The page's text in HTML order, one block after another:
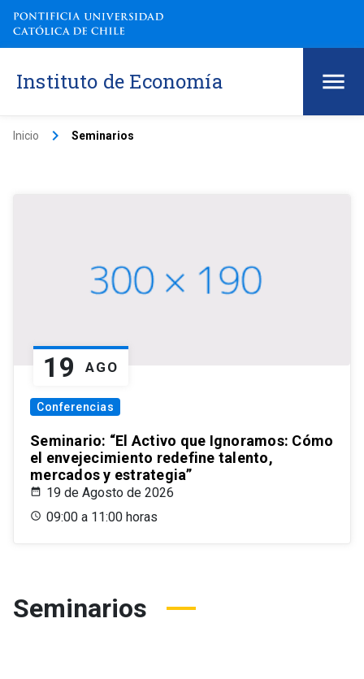
Instituto de Economía
Inicio keyboard_arrow_right Seminarios
19 AGO
Conferencias
Seminario: “El Activo que Ignoramos: Cómo
el envejecimiento redefine talento,
mercados y estrategia”
19 de Agosto de 2026
09:00 a 11:00 horas
Seminarios